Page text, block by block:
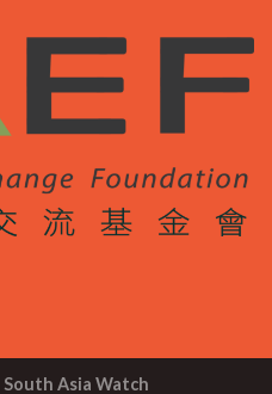
South Asia Watch